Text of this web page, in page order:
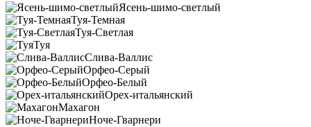
Ясень-шимо-светлый
Туя-Темная
Туя-Светлая
Туя
Слива-Валлис
Орфео-Серый
Орфео-Белый
Орех-итальянский
Махагон
Ноче-Гварнери